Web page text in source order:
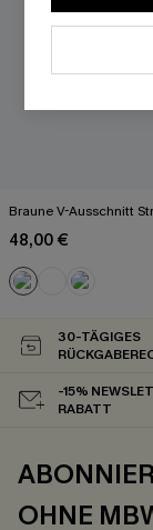
Braune V-Ausschnitt
48,00 €
30-TÄGIGES
-15%
RABATT
OHNE